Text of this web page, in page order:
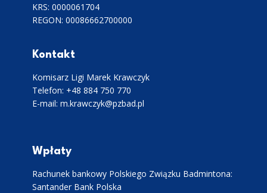
KRS: 0000061704
REGON: 00086662700000
Kontakt
Komisarz Ligi Marek Krawczyk
Telefon: +48 884 750 770
E-mail: m.krawczyk@pzbad.pl
Wpłaty
Rachunek bankowy Polskiego Związku Badmintona:
Santander Bank Polska